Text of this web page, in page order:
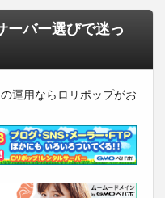
ーバー選びで迷っ
運用ならロリポップがお